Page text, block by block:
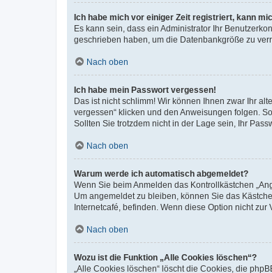
Ich habe mich vor einiger Zeit registriert, kann
Es kann sein, dass ein Administrator Ihr
geschrieben haben, um die Datenbankgröße zu
Nach oben
Ich habe mein Passwort vergessen!
Das ist nicht schlimm! Wir können Ihnen zwar Ihr
vergessen“ klicken und den Anweisungen folgen.
Sollten Sie trotzdem nicht in der Lage sein, Ihr
Nach oben
Warum werde ich automatisch abgemeldet?
Wenn Sie beim Anmelden das Kontrollkästchen
Um angemeldet zu bleiben, können Sie das
Internetcafé, befinden. Wenn diese Option nicht
Nach oben
Wozu ist die Funktion „Alle Cookies löschen“?
„Alle Cookies löschen“ löscht die Cookies, die